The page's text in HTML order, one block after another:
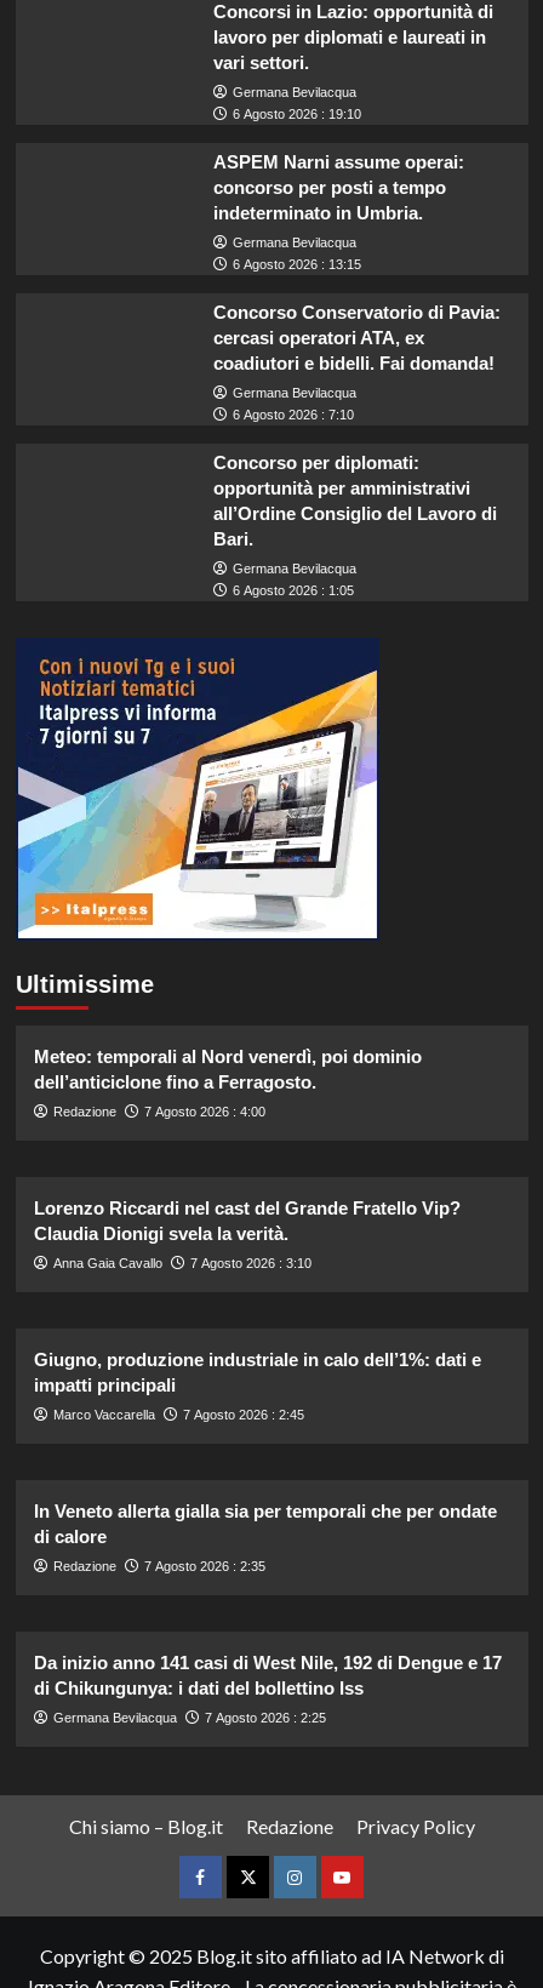
Concorsi in Lazio: opportunità di
lavoro per diplomati e laureati in
vari settori.
Germana Bevilacqua
6 Agosto 2026 : 19:10
ASPEM Narni assume operai:
concorso per posti a tempo
indeterminato in Umbria.
Germana Bevilacqua
6 Agosto 2026 : 13:15
Concorso Conservatorio di Pavia:
cercasi operatori ATA, ex
coadiutori e bidelli. Fai domanda!
Germana Bevilacqua
6 Agosto 2026 : 7:10
Concorso per diplomati:
opportunità per amministrativi
all’Ordine Consiglio del Lavoro di
Bari.
Germana Bevilacqua
6 Agosto 2026 : 1:05
Ultimissime
Meteo: temporali al Nord venerdì, poi dominio
dell’anticiclone fino a Ferragosto.
Redazione 7 Agosto 2026 : 4:00
Lorenzo Riccardi nel cast del Grande Fratello Vip?
Claudia Dionigi svela la verità.
Anna Gaia Cavallo 7 Agosto 2026 : 3:10
Giugno, produzione industriale in calo dell’1%: dati e
impatti principali
Marco Vaccarella 7 Agosto 2026 : 2:45
In Veneto allerta gialla sia per temporali che per ondate
di calore
Redazione 7 Agosto 2026 : 2:35
Da inizio anno 141 casi di West Nile, 192 di Dengue e 17
di Chikungunya: i dati del bollettino Iss
Germana Bevilacqua 7 Agosto 2026 : 2:25
Chi siamo – Blog.it Redazione Privacy Policy
FacebookTwitterInstagramYouTube
Copyright © 2025 Blog.it sito affiliato ad IA Network di